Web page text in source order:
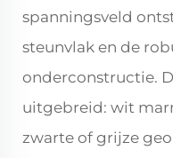
spanningsveld
steunvlak en de
onderconstructie.
uitgebreid: wit
zwarte of grijze